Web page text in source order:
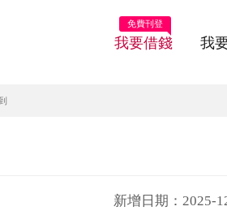
我要借錢
免費刊登
我
新增日期：2025-